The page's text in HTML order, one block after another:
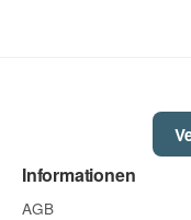
Informationen
AGB